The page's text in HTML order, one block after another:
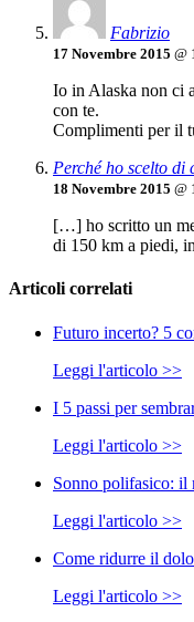
Fabrizio
17 Novembre 2015 @
Io in Alaska non ci
con te.
Complimenti per il
Perché ho scelto di
18 Novembre 2015 @
[…] ho scritto un
di 150 km a piedi,
Articoli correlati
Futuro incerto? 5
Leggi l'articolo >>
I 5 passi per
Leggi l'articolo >>
Sonno polifasico: il
Leggi l'articolo >>
Come ridurre il
Leggi l'articolo >>